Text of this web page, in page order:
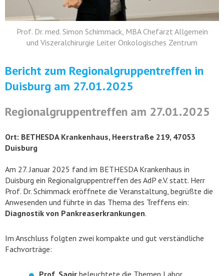
Prof. Dr. med. Simon Schimmack, MBA Chefarzt Allgemein
und Viszeralchirurgie Leiter Onkologisches Zentrum
Bericht zum Regionalgruppentreffen in
Duisburg am 27.01.2025
Regionalgruppentreffen am 27.01.2025
Ort: BETHESDA Krankenhaus, Heerstraße 219, 47053
Duisburg
Am 27. Januar 2025 fand im BETHESDA Krankenhaus in
Duisburg ein Regionalgruppentreffen des AdP e.V. statt. Herr
Prof. Dr. Schimmack eröffnete die Veranstaltung, begrüßte die
Anwesenden und führte in das Thema des Treffens ein:
Diagnostik von Pankreaserkrankungen.
Im Anschluss folgten zwei kompakte und gut verständliche
Fachvorträge: